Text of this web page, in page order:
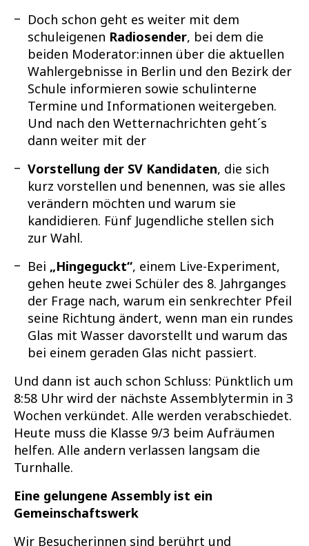
Doch schon geht es weiter mit dem
schuleigenen Radiosender, bei dem die
beiden Moderator:innen über die aktuellen
Wahlergebnisse in Berlin und den Bezirk der
Schule informieren sowie schulinterne
Termine und Informationen weitergeben.
Und nach den Wetternachrichten geht´s
dann weiter mit der
Vorstellung der SV Kandidaten, die sich
kurz vorstellen und benennen, was sie alles
verändern möchten und warum sie
kandidieren. Fünf Jugendliche stellen sich
zur Wahl.
Bei „Hingeguckt“, einem Live-Experiment,
gehen heute zwei Schüler des 8. Jahrganges
der Frage nach, warum ein senkrechter Pfeil
seine Richtung ändert, wenn man ein rundes
Glas mit Wasser davorstellt und warum das
bei einem geraden Glas nicht passiert.
Und dann ist auch schon Schluss: Pünktlich um
8:58 Uhr wird der nächste Assemblytermin in 3
Wochen verkündet. Alle werden verabschiedet.
Heute muss die Klasse 9/3 beim Aufräumen
helfen. Alle andern verlassen langsam die
Turnhalle.
Eine gelungene Assembly ist ein
Gemeinschaftswerk
Wir Besucherinnen sind berührt und